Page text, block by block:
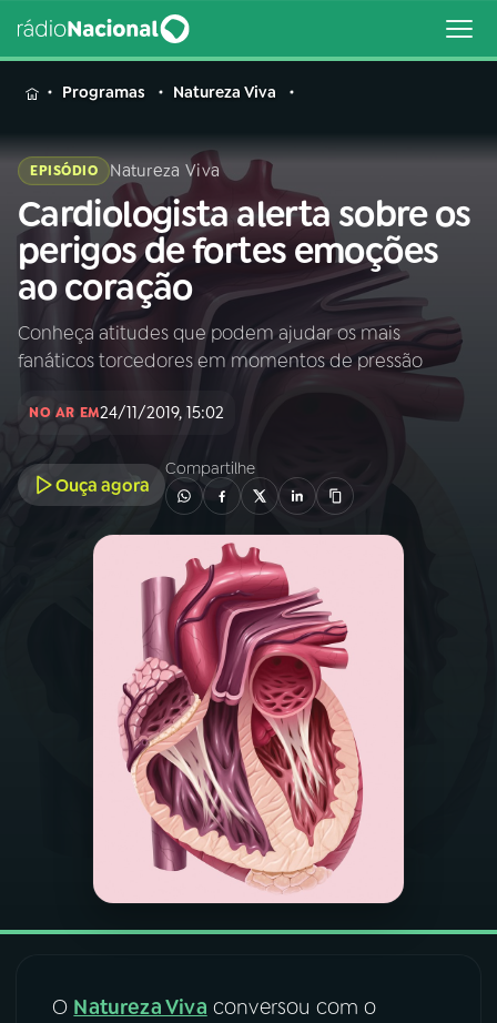
MENU
Buscar
na
Rádio
Nacional
Buscar
AO VIVO
INÍCIO
A RÁDIO
PROGRAMAÇÃO
PROGRAMAS
PODCASTS
VIDEOCASTS
ÚLTIMAS
Programas Natureza Viva
EPISÓDIO Natureza Viva
Cardiologista alerta sobre os
perigos de fortes emoções
ao coração
Conheça atitudes que podem ajudar os mais
fanáticos torcedores em momentos de pressão
NO AR EM24/11/2019, 15:02
Ouça agora
Compartilhe
O Natureza Viva conversou com o